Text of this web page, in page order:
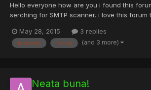
Hello everyone how are you i found this
serching for SMTP scanner. i love this forum
forward to you all! Salute Romanian!
May 28, 2015 3 replies
blackhat forum (and 3 more)
Neata buna!